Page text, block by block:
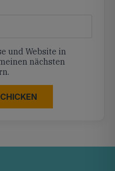
und Website in
nächsten